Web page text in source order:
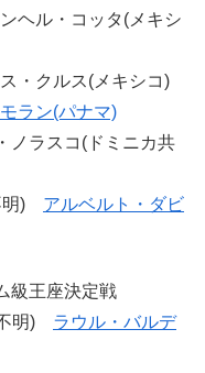
ル・コッタ(メキシ
・クルス(メキシコ)
ラン(パナマ)
ラスコ(ドミニカ共
明) アルベルト・ダビ
級王座決定戦
明) ラウル・バルデ